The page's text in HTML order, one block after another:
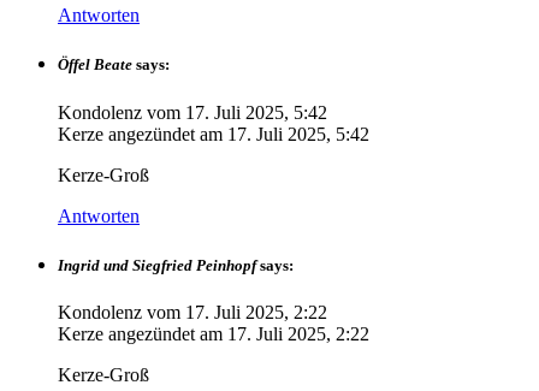
Antworten
Öffel Beate says:
Kondolenz vom 17. Juli 2025, 5:42
Kerze angezündet am 17. Juli 2025, 5:42
Kerze-Groß
Antworten
Ingrid und Siegfried Peinhopf says:
Kondolenz vom 17. Juli 2025, 2:22
Kerze angezündet am 17. Juli 2025, 2:22
Kerze-Groß